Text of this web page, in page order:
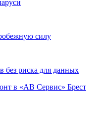
силу
без риска для данных
в «АВ Сервис» Брест